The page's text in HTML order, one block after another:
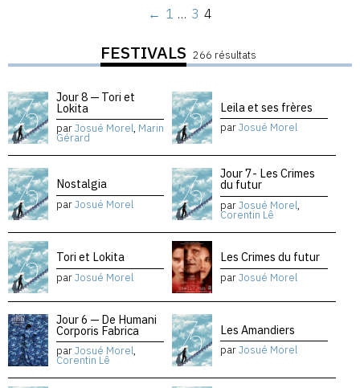
← 1 … 3 4
FESTIVALS 266 résultats
Jour 8 — Tori et
Lokita
parJosué Morel, Marin
Gérard
Leila et ses frères
parJosué Morel
Nostalgia
parJosué Morel
Jour 7- Les Crimes
du futur
parJosué Morel,
Corentin Lê
Tori et Lokita
parJosué Morel
Les Crimes du futur
parJosué Morel
Jour 6 — De Humani
Corporis Fabrica
parJosué Morel,
Corentin Lê
Les Amandiers
parJosué Morel